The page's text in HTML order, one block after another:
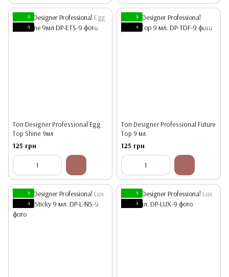
4
4
Топ Designer Professional Egg
Top Shine 9мл
125 грн
4
4
Топ Designer Professional Future
Top 9 мл.
125 грн
4
4
4
4